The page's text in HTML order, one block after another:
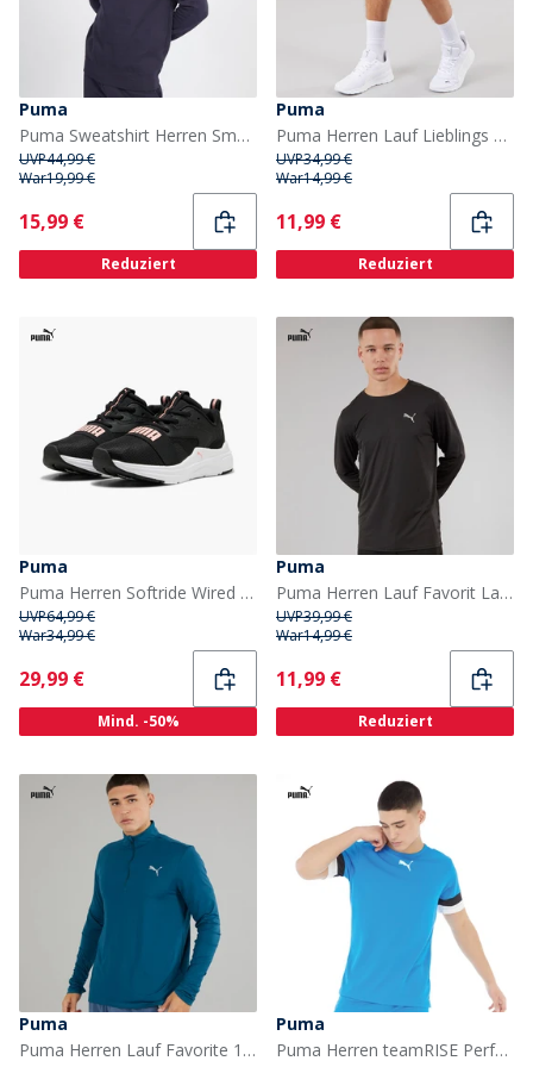
Puma
Puma Sweatshirt Herren Small Logo Crew Dunkelblau
UVP44,99 €
War19,99 €
Current
15,99 €
Reduziert
Puma
Puma Herren Lauf Lieblings Geschwindigkeit 7 Zoll Laufshorts Lapis Lazuli
UVP34,99 €
War14,99 €
Current
11,99 €
Reduziert
Puma
Puma Herren Softride Wired 2 Laufschuhe Schwarz/Rosa/Weiss
UVP64,99 €
War34,99 €
Current
29,99 €
Mind. -50%
Puma
Puma Herren Lauf Favorit Langarm Lauf Oberteil Puma Schwarz
UVP39,99 €
War14,99 €
Current
11,99 €
Reduziert
Puma
Puma Herren Lauf Favorite 1/4 Zip Laufoberteil Ozean Tropic
Puma
Puma Herren teamRISE Performance Sporttops Blau